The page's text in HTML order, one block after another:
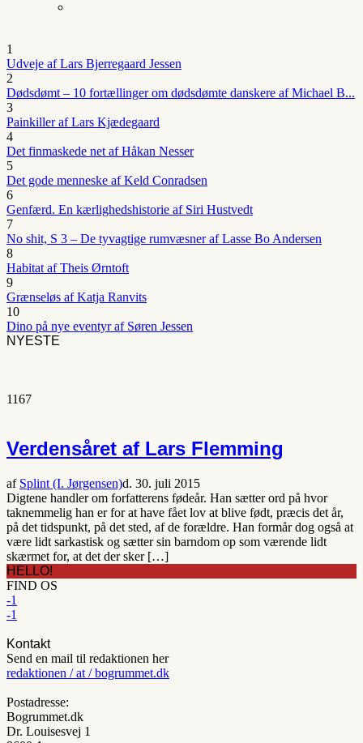
1
Udveje af Lars Bjerregaard Jessen
2
Dødsdømt – 10 fortællinger om dødsdømte danskere af Michael B...
3
Painkiller af Lars Kjædegaard
4
Det finmaskede net af Håkan Nesser
5
Det gode menneske af Keld Conradsen
6
Genfærd. En kærlighedshistorie af Siri Hustvedt
7
No shit, S 3 – De tyvagtige rumvæsner af Lasse Bo Andersen
8
Habitat af Theis Ørntoft
9
Grænseløs af Katja Ranvits
10
Dino på nye eventyr af Søren Jessen
NYESTE
1167
Verdensåret af Lars Flemming
af Splint (I. Jørgensen)d. 30. juli 2015
Digtene handler om forfatterens fødeår. Han sætter ord på hvor
taknemmelig han er for at have fået lov at blive født, præcis det år,
på det tidspunkt, på det sted, af de forældre. Han formår dog også at
være lidt sarkastisk og sætter sin barndom op som værende lidt
skærmet for, at det der sker […]
HELLO!
FIND OS
-1
-1
Kontakt
Send en mail til redaktionen her
redaktionen / at / bogrummet.dk
Postadresse:
Bogrummet.dk
Dr. Louisesvej 1